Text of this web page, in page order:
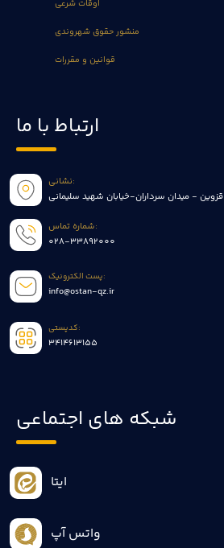
اوقات شرعی
منشور حقوق شهروندی
قوانین و مقررات
ارتباط با ما
نشانی:
قزوین - میدان سرداران-خیابان شهید سلیمانی
شماره تماس:
028-33892000
پست الکترونیک:
info@ostan-qz.ir
کدپستی:
3414613155
شبکه های اجتماعی
ایتا
واتس آپ